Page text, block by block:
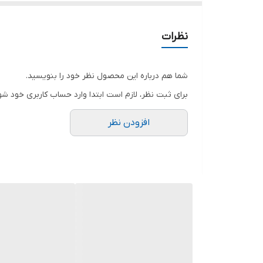
.
.
توجه توجه : دوستان عزیز لطفا در هنگام انتخاب
فقط تعویض سایز داریم
نظرات
شما هم درباره این محصول نظر خود را بنویسید.
برای ثبت نظر، لازم است ابتدا وارد حساب کاربری خود
افزودن نظر